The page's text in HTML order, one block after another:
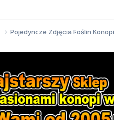
Pojedyncze Zdjęcia Roślin Konopi